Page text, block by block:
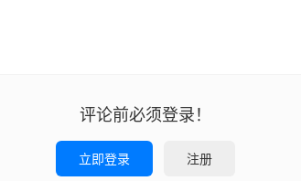
评论前必须登录！
立即登录 注册